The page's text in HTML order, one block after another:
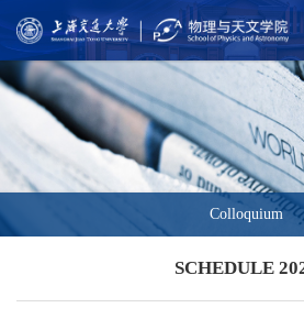
Colloquium
SCHEDULE